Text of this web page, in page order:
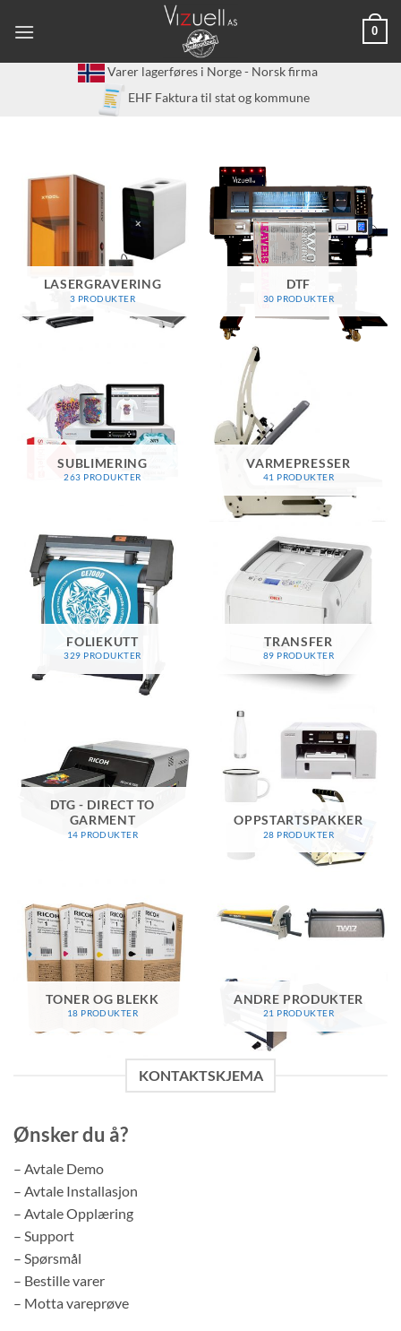
0
Varer lagerføres i Norge - Norsk firma
EHF Faktura til stat og kommune
LASERGRAVERING
3 PRODUKTER
DTF
30 PRODUKTER
SUBLIMERING
263 PRODUKTER
VARMEPRESSER
41 PRODUKTER
FOLIEKUTT
329 PRODUKTER
TRANSFER
89 PRODUKTER
DTG - DIRECT TO
GARMENT
14 PRODUKTER
OPPSTARTSPAKKER
28 PRODUKTER
TONER OG BLEKK
18 PRODUKTER
ANDRE PRODUKTER
21 PRODUKTER
KONTAKTSKJEMA
Ønsker du å?
– Avtale Demo
– Avtale Installasjon
– Avtale Opplæring
– Support
– Spørsmål
– Bestille varer
– Motta vareprøve